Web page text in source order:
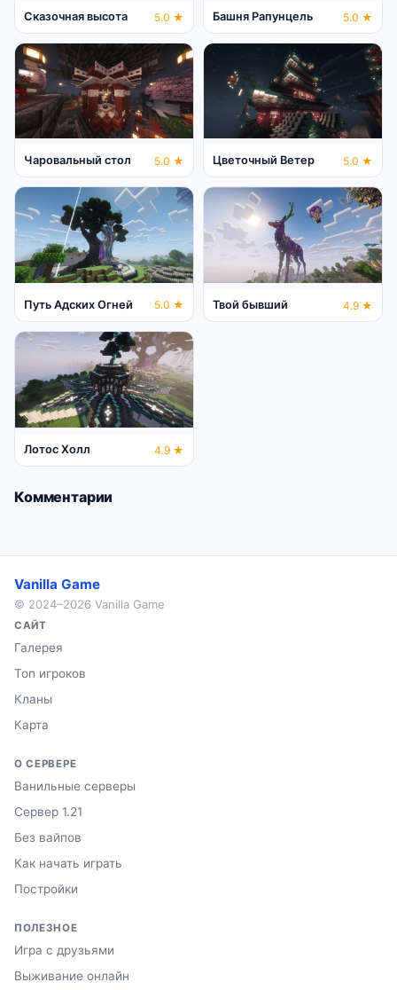
Сказочная высота 5.0 ★ Башня Рапунцель 5.0 ★
Чаровальный стол 5.0 ★ Цветочный Ветер 5.0 ★
Путь Адских Огней 5.0 ★ Твой бывший 4.9 ★
Лотос Холл 4.9 ★
Комментарии
Vanilla Game
© 2024–2026 Vanilla Game
САЙТ
Галерея
Топ игроков
Кланы
Карта
О СЕРВЕРЕ
Ванильные серверы
Сервер 1.21
Без вайпов
Как начать играть
Постройки
ПОЛЕЗНОЕ
Игра с друзьями
Выживание онлайн